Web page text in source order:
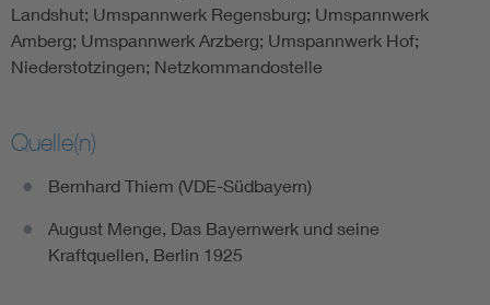
Landshut; Umspannwerk Regensburg; Umspannwerk
Amberg; Umspannwerk Arzberg; Umspannwerk Hof;
Niederstotzingen; Netzkommandostelle
Quelle(n)
Bernhard Thiem (VDE-Südbayern)
August Menge, Das Bayernwerk und seine
Kraftquellen, Berlin 1925